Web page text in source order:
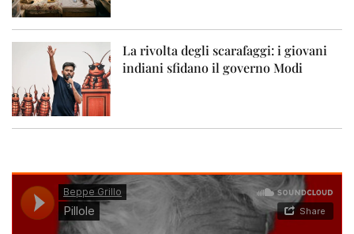
La rivolta degli scarafaggi: i giovani
indiani sfidano il governo Modi